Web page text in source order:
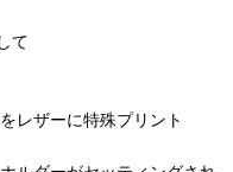
て
レザーに特殊プリント